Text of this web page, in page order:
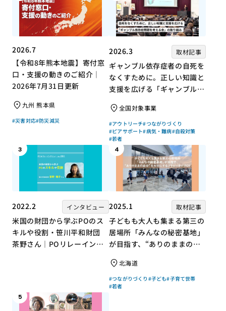
2026.7
【令和8年熊本地震】寄付窓
口・支援の動きのご紹介｜
2026年7月31日更新
九州 熊本県
#災害対応#防災減災
2026.3 取材記事
ギャンブル依存症者の自死を
なくすために。正しい知識と
支援を広げる「ギャンブル依
組み全国対象事業
#アウトリーチ#つながりづくり
#ピアサポート#病気・難病#自殺対策
#若者
3
2022.2 インタビュー
米国の財団から学ぶPOのス
キルや役割・笹川平和財団
茶野さん｜POリレーインタ
4
2025.1 取材記事
子どもも大人も集まる第三の
居場所「みんなの秘密基地」
が目指す、“ありのままの自
ィづくり
北海道
#つながりづくり #子ども#子育て世帯
#若者
5